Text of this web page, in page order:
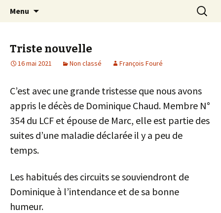
Laverda Club de France
Pour que vive une passion italienne
Menu
Triste nouvelle
16 mai 2021 Non classé François Fouré
C’est avec une grande tristesse que nous avons
appris le décès de Dominique Chaud. Membre N°
354 du LCF et épouse de Marc, elle est partie des
suites d’une maladie déclarée il y a peu de
temps.
Les habitués des circuits se souviendront de
Dominique à l’intendance et de sa bonne
humeur.